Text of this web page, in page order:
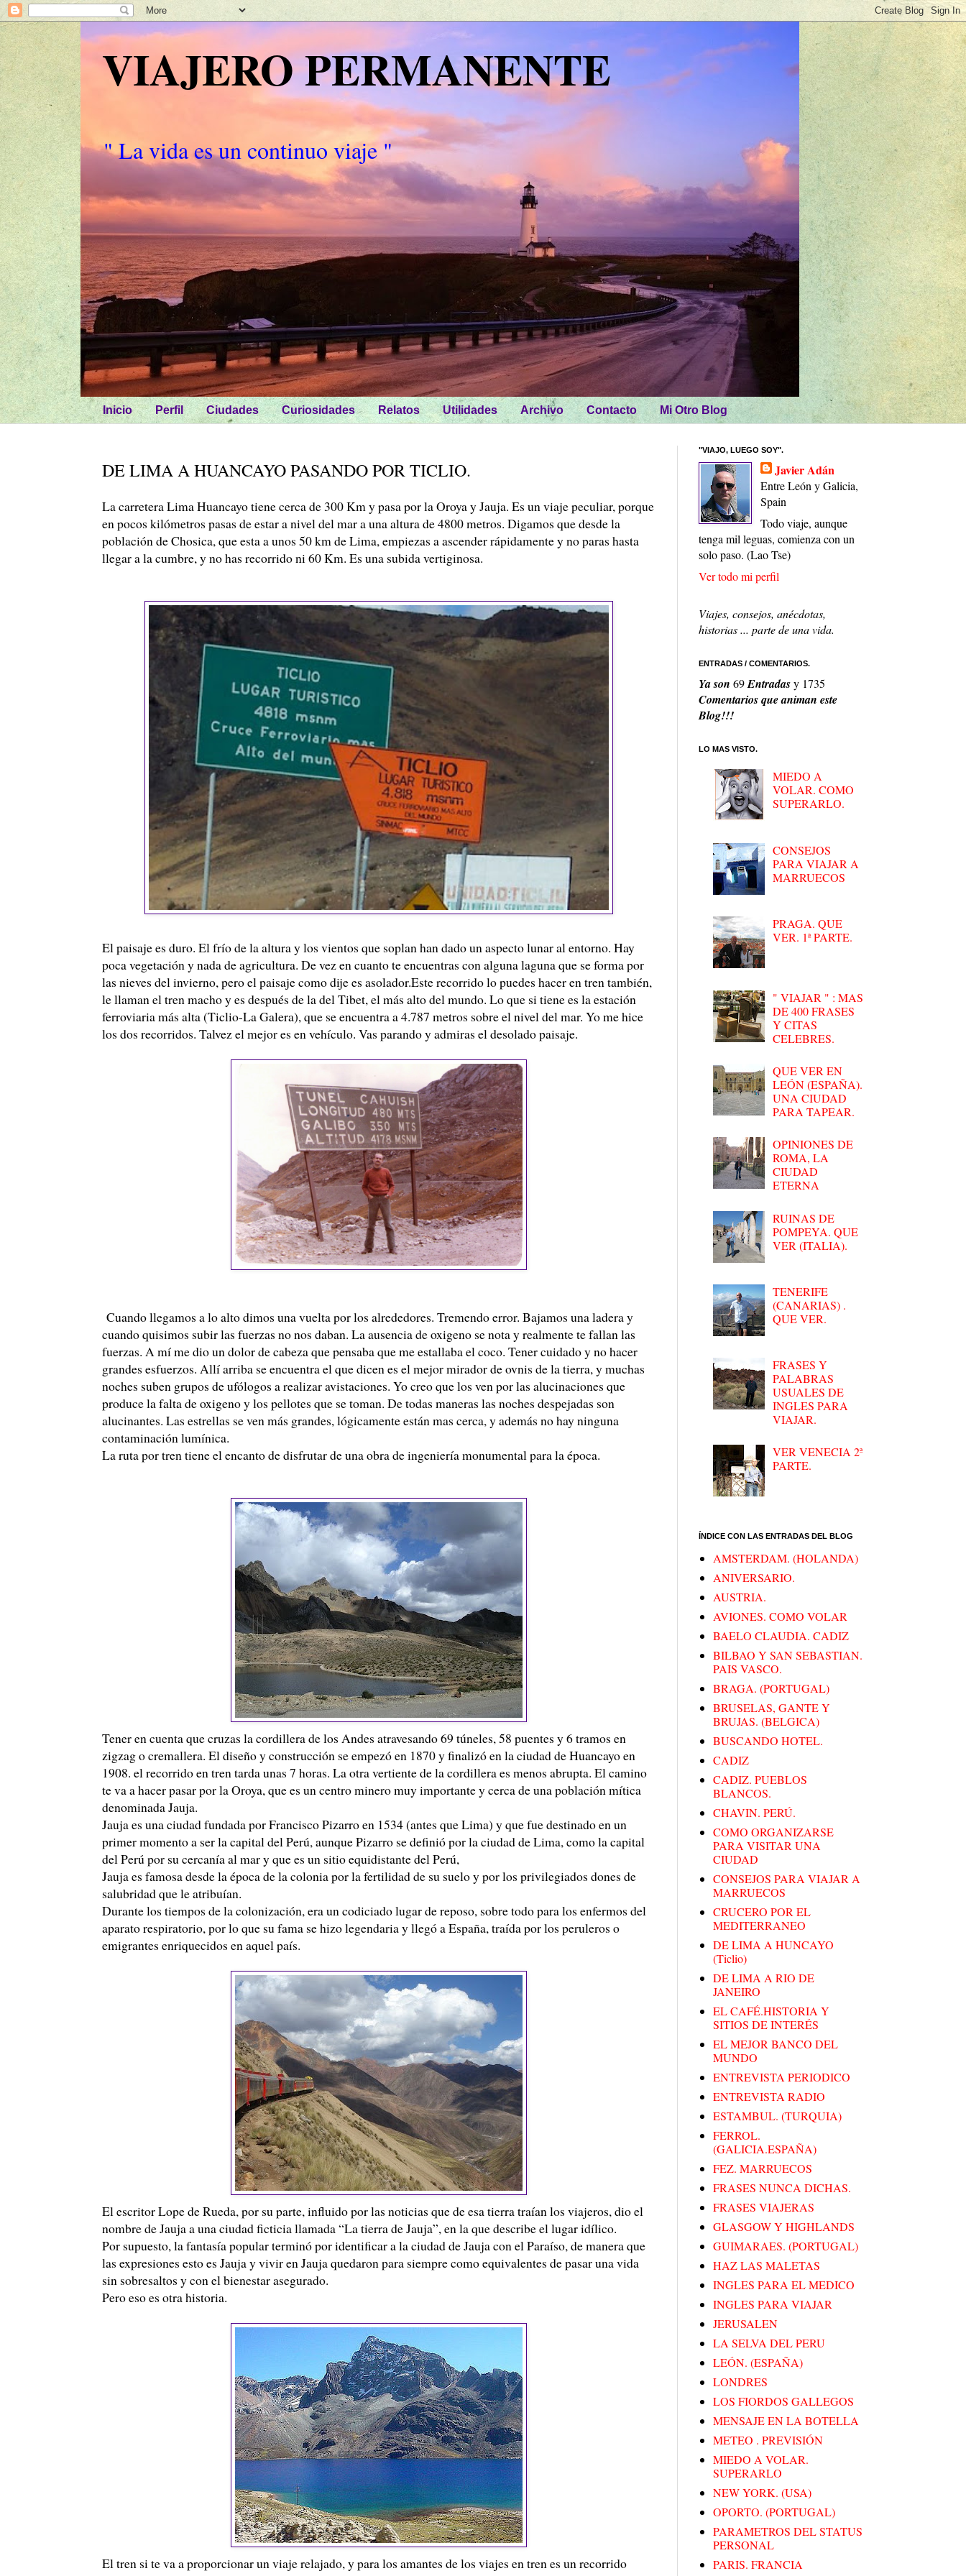
VIAJERO PERMANENTE
" La vida es un continuo viaje "
Inicio Perfil Ciudades Curiosidades Relatos Utilidades Archivo Contacto Mi Otro Blog
DE LIMA A HUANCAYO PASANDO POR TICLIO.
La carretera LimaHuancayotiene cerca de 300 Km y pasa por la Oroya y Jauja. Es un viaje peculiar, porque
en pocos kilómetros pasas de estar a nivel del mar a una altura de 4800 metros. Digamos que desde la
población deChosica, que esta a unos 50 km de Lima, empiezas a ascender rápidamente y no paras hasta
llegar a la cumbre, y no has recorrido ni 60 Km. Es una subida vertiginosa.
El paisaje es duro. El frío de la altura y los vientos que soplan han dado un aspecto lunar al entorno. Hay
poca vegetación y nada de agricultura. De vez en cuanto te encuentras con alguna laguna que se forma por
las nieves del invierno, pero el paisaje como dije es asolador.Este recorrido lo puedes hacer en tren también,
le llaman el tren macho y es después de la del Tibet, el más alto del mundo. Lo que si tiene es la estación
ferroviaria más alta (Ticlio-La Galera), que se encuentra a 4.787 metros sobre el nivel del mar. Yo me hice
los dos recorridos. Talvezel mejor es en vehículo. Vas parando y admiras el desolado paisaje.
Cuando llegamos a lo alto dimos una vuelta por los alrededores. Tremendo error. Bajamos una ladera y
cuando quisimos subir las fuerzas no nos daban. La ausencia de oxigeno se nota y realmente te fallan las
fuerzas. A mí me dio un dolor de cabeza que pensaba que me estallaba el coco. Tener cuidado y no hacer
grandes esfuerzos. Allí arriba se encuentra el que dicen es el mejor mirador deovnis de la tierra, y muchas
noches suben grupos deufólogos a realizaravistaciones. Yo creo que los ven por las alucinaciones que
produce la falta de oxigeno y los pellotes que se toman. De todas maneras las noches despejadas son
alucinantes. Las estrellas se ven más grandes, lógicamente están mas cerca, y además no hay ninguna
contaminación lumínica.
La ruta por tren tiene el encanto de disfrutar de una obra de ingeniería monumental para la época.
Tener en cuenta que cruzas la cordillera de los Andes atravesando 69 túneles, 58 puentes y 6 tramos en
zigzag o cremallera. El diseño y construcción se empezó en 1870 y finalizó en la ciudad deHuancayoen
1908. el recorrido en tren tarda unas 7 horas. La otra vertiente de la cordillera es menos abrupta. El camino
te va a hacer pasar por la Oroya, que es un centro minero muy importante y cerca de una población mítica
denominada Jauja.
Jauja es una ciudad fundada por FranciscoPizarroen 1534 (antes que Lima) y que fue destinado en un
primer momento a ser la capital del Perú, aunquePizarro se definió por la ciudad de Lima, como la capital
del Perú por su cercanía al mar y que es un sitio equidistante del Perú,
Jauja es famosa desde la época de la colonia por la fertilidad de su suelo y por los privilegiados dones de
salubridad que le atribuían.
Durante los tiempos de la colonización, era un codiciado lugar de reposo, sobre todo para los enfermos del
aparato respiratorio, por lo que su fama se hizo legendaria y llegó a España, traída por los peruleros o
emigrantes enriquecidos en aquel país.
El escritorLopede Rueda, por su parte, influido por las noticias que de esa tierra traían los viajeros, dio el
nombre de Jauja a una ciudad ficticia llamada “La tierra de Jauja”, en la que describe el lugar idílico.
Por supuesto, la fantasía popular terminó por identificar a la ciudad de Jauja con el Paraíso, de manera que
las expresiones esto es Jauja y vivir en Jauja quedaron para siempre como equivalentes de pasar una vida
sin sobresaltos y con el bienestar asegurado.
Pero eso es otra historia.
El tren si te va a proporcionar un viaje relajado, y para los amantes de los viajes en tren es un recorrido
"VIAJO, LUEGO SOY".
Javier Adán
Entre León y Galicia,
Spain
Todo viaje, aunque
tenga mil leguas, comienza con un
solo paso. (Lao Tse)
Ver todo mi perfil
Viajes, consejos, anécdotas,
historias ... parte de una vida.
ENTRADAS / COMENTARIOS.
Ya son 69Entradasy 1735
Comentarios que animan este
Blog!!!
LO MAS VISTO.
MIEDO A
VOLAR. COMO
SUPERARLO.
CONSEJOS
PARA VIAJAR A
MARRUECOS
PRAGA. QUE
VER. 1ª PARTE.
" VIAJAR " : MAS
DE 400 FRASES
Y CITAS
CELEBRES.
QUE VER EN
LEÓN (ESPAÑA).
UNA CIUDAD
PARA TAPEAR.
OPINIONES DE
ROMA, LA
CIUDAD
ETERNA
RUINAS DE
POMPEYA. QUE
VER (ITALIA).
TENERIFE
(CANARIAS) .
QUE VER.
FRASES Y
PALABRAS
USUALES DE
INGLES PARA
VIAJAR.
VER VENECIA 2ª
PARTE.
ÍNDICE CON LAS ENTRADAS DEL BLOG
AMSTERDAM. (HOLANDA)
ANIVERSARIO.
AUSTRIA.
AVIONES. COMO VOLAR
BAELO CLAUDIA. CADIZ
BILBAO Y SAN SEBASTIAN.
PAIS VASCO.
BRAGA. (PORTUGAL)
BRUSELAS, GANTE Y
BRUJAS. (BELGICA)
BUSCANDO HOTEL.
CADIZ
CADIZ. PUEBLOS
BLANCOS.
CHAVIN. PERÚ.
COMO ORGANIZARSE
PARA VISITAR UNA
CIUDAD
CONSEJOS PARA VIAJAR A
MARRUECOS
CRUCERO POR EL
MEDITERRANEO
DE LIMA A HUNCAYO
(Ticlio)
DE LIMA A RIO DE
JANEIRO
EL CAFÉ.HISTORIA Y
SITIOS DE INTERÉS
EL MEJOR BANCO DEL
MUNDO
ENTREVISTA PERIODICO
ENTREVISTA RADIO
ESTAMBUL. (TURQUIA)
FERROL.
(GALICIA.ESPAÑA)
FEZ. MARRUECOS
FRASES NUNCA DICHAS.
FRASES VIAJERAS
GLASGOW Y HIGHLANDS
GUIMARAES. (PORTUGAL)
HAZ LAS MALETAS
INGLES PARA EL MEDICO
INGLES PARA VIAJAR
JERUSALEN
LA SELVA DEL PERU
LEÓN. (ESPAÑA)
LONDRES
LOS FIORDOS GALLEGOS
MENSAJE EN LA BOTELLA
METEO . PREVISIÓN
MIEDO A VOLAR.
SUPERARLO
NEW YORK. (USA)
OPORTO. (PORTUGAL)
PARAMETROS DEL STATUS
PERSONAL
PARIS. FRANCIA